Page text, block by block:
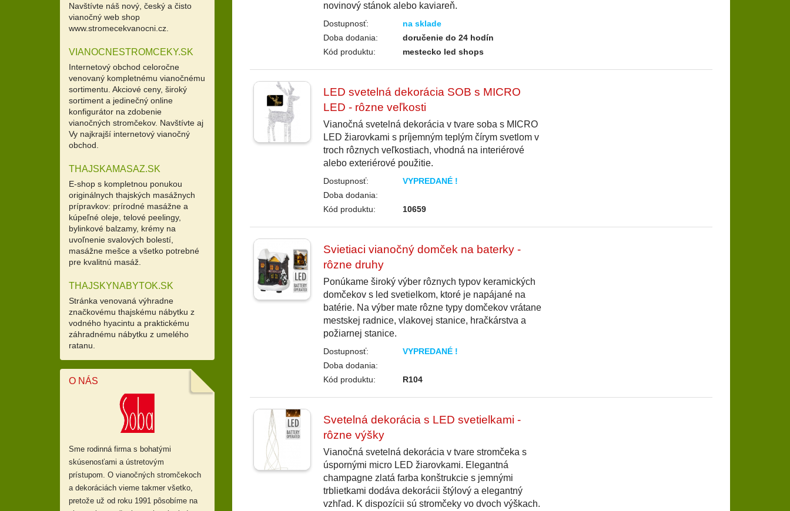
novinový stánok alebo kaviareň.
Dostupnosť:
na sklade
Doba dodania:
doručenie do 24 hodín
Kód produktu:
mestecko led shops
LED svetelná dekorácia SOB s MICRO
LED - rôzne veľkosti
Vianočná svetelná dekorácia v tvare soba s MICRO
LED žiarovkami s príjemným teplým čírym svetlom v
troch rôznych veľkostiach, vhodná na interiérové
alebo exteriérové použitie.
Dostupnosť:
VYPREDANÉ !
Doba dodania:
Kód produktu:
10659
Svietiaci vianočný domček na baterky -
rôzne druhy
Ponúkame široký výber rôznych typov keramických
domčekov s led svetielkom, ktoré je napájané na
batérie. Na výber mate rôzne typy domčekov vrátane
mestskej radnice, vlakovej stanice, hračkárstva a
požiarnej stanice.
Dostupnosť:
VYPREDANÉ !
Doba dodania:
Kód produktu:
R104
Svetelná dekorácia s LED svetielkami -
rôzne výšky
Vianočná svetelná dekorácia v tvare stromčeka s
úspornými micro LED žiarovkami. Elegantná
champagne zlatá farba konštrukcie s jemnými
trblietkami dodáva dekorácii štýlový a elegantný
vzhľad. K dispozícii sú stromčeky vo dvoch výškach.
Navštívte náš nový, český a čisto
vianočný web shop
www.stromecekvanocni.cz.
VIANOCNESTROMCEKY.SK
Internetový obchod celoročne
venovaný kompletnému vianočnému
sortimentu. Akciové ceny, široký
sortiment a jedinečný online
konfigurátor na zdobenie
vianočných stromčekov. Navštívte aj
Vy najkrajší internetový vianočný
obchod.
THAJSKAMASAZ.SK
E-shop s kompletnou ponukou
originálnych thajských masážnych
prípravkov: prírodné masážne a
kúpeľné oleje, telové peelingy,
bylinkové balzamy, krémy na
uvoľnenie svalových bolestí,
masážne mešce a všetko potrebné
pre kvalitnú masáž.
THAJSKYNABYTOK.SK
Stránka venovaná výhradne
značkovému thajskému nábytku z
vodného hyacintu a praktickému
záhradnému nábytku z umelého
ratanu.
O NÁS
Sme rodinná firma s bohatými
skúsenosťami a ústretovým
prístupom. O vianočných stromčekoch
a dekoráciách vieme takmer všetko,
pretože už od roku 1991 pôsobíme na